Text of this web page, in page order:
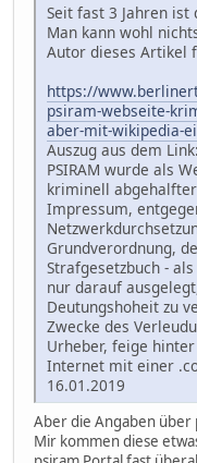
Seit fast 3 Jahren ist
Man kann wohl
Autor dieses Artikel
https://
psiram-webseite-
aber-mit-wikipedia-
Auszug aus dem Link:
PSIRAM wurde als
kriminell
Impressum,
Grundverordnung,
Strafgesetzbuch -
nur darauf
Deutungshoheit zu
Zwecke des
Urheber, feige
Internet mit einer
16.01.2019
Aber die Angaben über
Mir kommen diese